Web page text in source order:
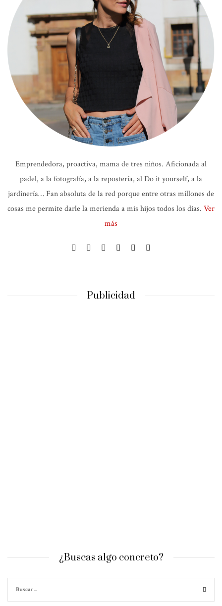
Emprendedora, proactiva, mama de tres niños. Aficionada al
padel, a la fotografía, a la repostería, al Do it yourself, a la
jardinería… Fan absoluta de la red porque entre otras millones de
cosas me permite darle la merienda a mis hijos todos los días. Ver
más
Publicidad
¿Buscas algo concreto?